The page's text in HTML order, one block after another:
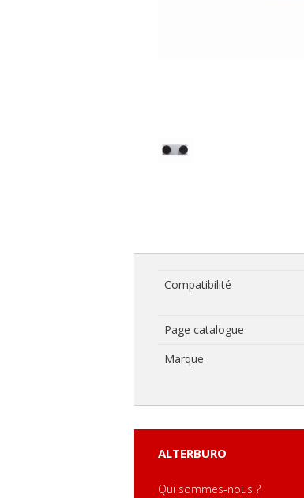
Compatibilité
Page catalogue
Marque
ALTERBURO
Qui sommes-nous ?